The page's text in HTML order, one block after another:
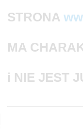
STRONA
MA
i NIE JEST